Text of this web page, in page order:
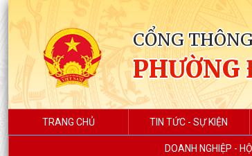
CỔNG
PHƯỜNG
TRANG CHỦ TIN TỨC - SỰ KIỆN
DOANH NGHIỆP -